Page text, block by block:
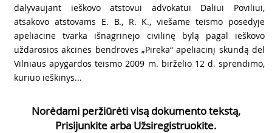
dalyvaujant ieškovo atstovui advokatui Daliui Poviliui,
atsakovo atstovams E. B., R. K., viešame teismo posėdyje
apeliacine tvarka išnagrinėjo civilinę bylą pagal ieškovo
uždarosios akcinės bendrovės „Pireka“ apeliacinį skundą dėl
Vilniaus apygardos teismo 2009 m. birželio 12 d. sprendimo,
kuriuo ieškinys...
Norėdami peržiūrėti visą dokumento tekstą,
Prisijunkite arba Užsiregistruokite.